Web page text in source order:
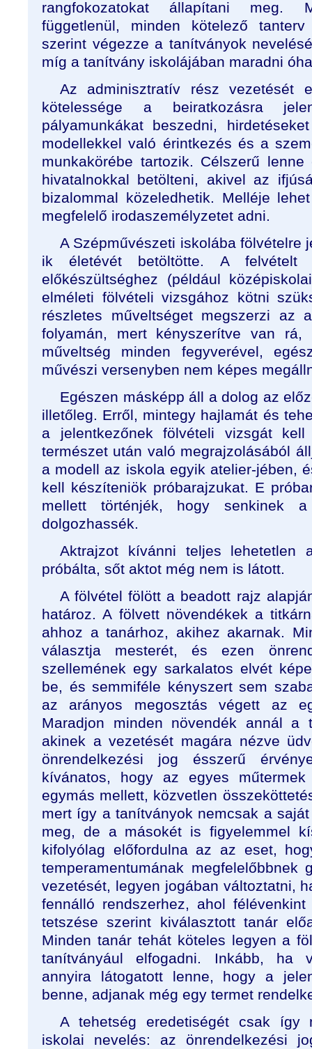
rangfokozatokat állapítani meg.
függetlenül, minden kötelező
szerint végezze a tanítványok
míg a tanítvány iskolájában maradni
Az adminisztratív rész vezetését
kötelessége a beiratkozásra
pályamunkákat beszedni,
modellekkel való érintkezés és a
munkakörébe tartozik. Célszerű
hivatalnokkal betölteni, akivel az
bizalommal közeledhetik. Melléje
megfelelő irodaszemélyzetet adni.
A Szépművészeti iskolába fölvételre
ik életévét betöltötte. A felvételt
előkészültséghez (például
elméleti fölvételi vizsgához kötni
részletes műveltséget megszerzi az
folyamán, mert kényszerítve van
műveltség minden fegyverével,
művészi versenyben nem képes
Egészen másképp áll a dolog az
illetőleg. Erről, mintegy hajlamát és
a jelentkezőnek fölvételi vizsgát
természet után való megrajzolásából
a modell az iskola egyik atelier-jében,
kell készíteniök próbarajzukat. E
mellett történjék, hogy senkinek
dolgozhassék.
Aktrajzot kívánni teljes lehetetlen
próbálta, sőt aktot még nem is látott.
A fölvétel fölött a beadott rajz
határoz. A fölvett növendékek a
ahhoz a tanárhoz, akihez akarnak.
választja mesterét, és ezen
szellemének egy sarkalatos elvét
be, és semmiféle kényszert sem
az arányos megosztás végett az
Maradjon minden növendék annál a
akinek a vezetését magára nézve
önrendelkezési jog ésszerű
kívánatos, hogy az egyes
egymás mellett, közvetlen
mert így a tanítványok nemcsak a
meg, de a másokét is figyelemmel
kifolyólag előfordulna az az eset,
temperamentumának megfelelőbbnek
vezetését, legyen jogában változtatni,
fennálló rendszerhez, ahol
tetszése szerint kiválasztott tanár
Minden tanár tehát köteles legyen a
tanítványául elfogadni. Inkább, ha
annyira látogatott lenne, hogy a
benne, adjanak még egy termet
A tehetség eredetiségét csak így
iskolai nevelés: az önrendelkezési